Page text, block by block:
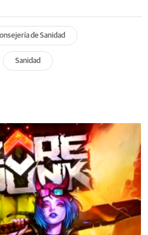
de Sanidad
Sanidad